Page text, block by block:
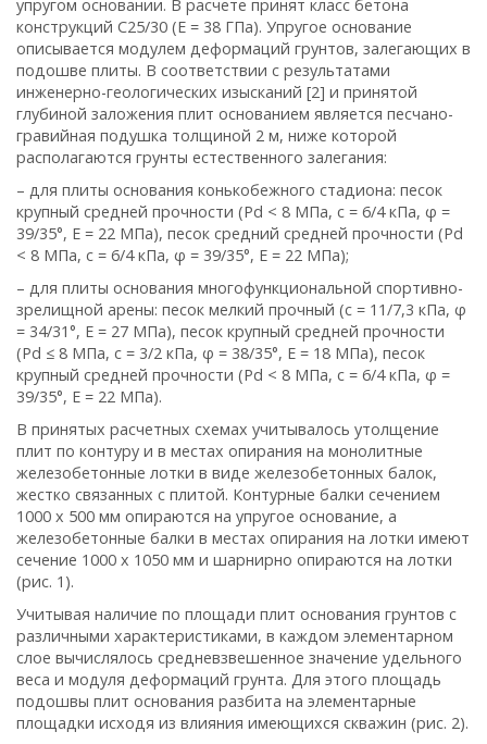
упругом основании. В расчете принят класс бетона
конструкций С25/30 (Е = 38 ГПа). Упругое основание
описывается модулем деформаций грунтов, залегающих в
подошве плиты. В соответствии с результатами
инженерно-геологических изысканий [2] и принятой
глубиной заложения плит основанием является песчано-
гравийная подушка толщиной 2 м, ниже которой
располагаются грунты естественного залегания:
– для плиты основания конькобежного стадиона: песок
крупный средней прочности (Pd < 8 МПа, с = 6/4 кПа, φ =
39/35°, Е = 22 МПа), песок средний средней прочности (Pd
< 8 МПа, с = 6/4 кПа, φ = 39/35°, Е = 22 МПа);
– для плиты основания многофункциональной спортивно-
зрелищной арены: песок мелкий прочный (с = 11/7,3 кПа, φ
= 34/31°, Е = 27 МПа), песок крупный средней прочности
(Pd ≤ 8 МПа, с = 3/2 кПа, φ = 38/35°, Е = 18 МПа), песок
крупный средней прочности (Pd < 8 МПа, с = 6/4 кПа, φ =
39/35°, Е = 22 МПа).
В принятых расчетных схемах учитывалось утолщение
плит по контуру и в местах опирания на монолитные
железобетонные лотки в виде железобетонных балок,
жестко связанных с плитой. Контурные балки сечением
1000 х 500 мм опираются на упругое основание, а
железобетонные балки в местах опирания на лотки имеют
сечение 1000 х 1050 мм и шарнирно опираются на лотки
(рис. 1).
Учитывая наличие по площади плит основания грунтов с
различными характеристиками, в каждом элементарном
слое вычислялось средневзвешенное значение удельного
веса и модуля деформаций грунта. Для этого площадь
подошвы плит основания разбита на элементарные
площадки исходя из влияния имеющихся скважин (рис. 2).